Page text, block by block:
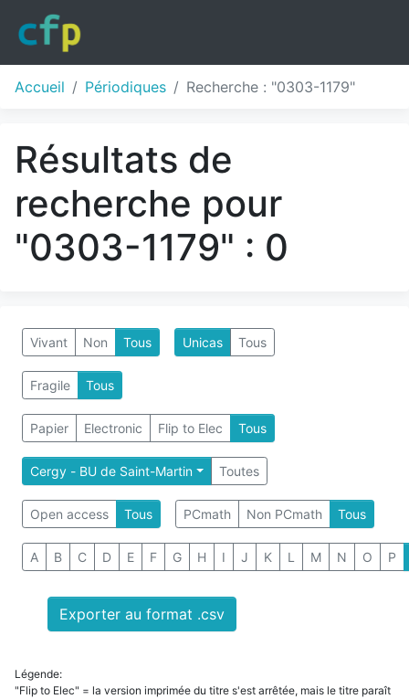
Accueil Périodiques Recherche : "0303-1179"
Résultats de
recherche pour
"0303-1179" : 0
Vivant Non Tous Unicas Tous
Fragile Tous
Papier Electronic Flip to Elec Tous
Cergy - BU de Saint-Martin Toutes
Open access Tous PCmath Non PCmath Tous
A B C D E F G H I J K L M N O P
Exporter au format .csv
Légende:
"Flip to Elec" = la version imprimée du titre s'est arrêtée, mais le titre paraît